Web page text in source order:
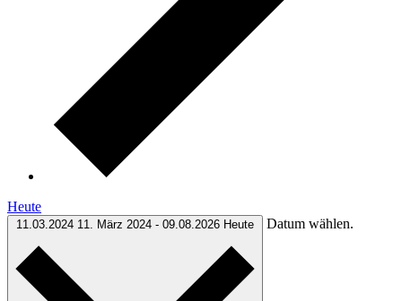
Heute
11.03.2024 11. März 2024 - 09.08.2026 Heute Datum wählen.